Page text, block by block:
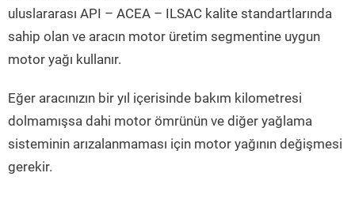
uluslararası API – ACEA – ILSAC kalite standartlarında
sahip olan ve aracın motor üretim segmentine uygun
motor yağı kullanır.
Eğer aracınızın bir yıl içerisinde bakım kilometresi
dolmamışsa dahi motor ömrünün ve diğer yağlama
sisteminin arızalanmaması için motor yağının değişmesi
gerekir.